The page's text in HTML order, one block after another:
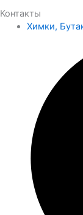
Контакты
Химки,